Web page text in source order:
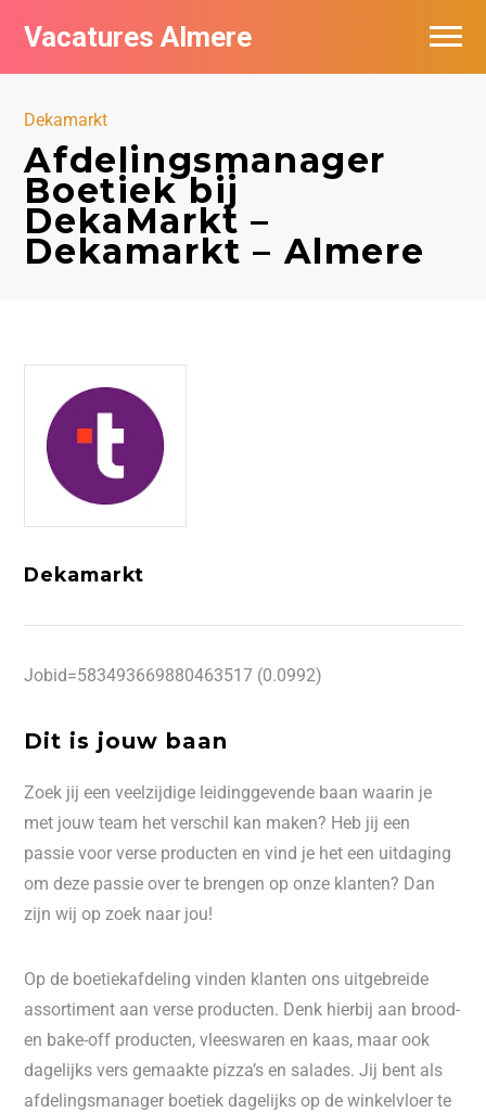
Vacatures Almere
Dekamarkt
Afdelingsmanager
Boetiek bij
DekaMarkt –
Dekamarkt – Almere
Dekamarkt
Jobid=583493669880463517 (0.0992)
Dit is jouw baan
Zoek jij een veelzijdige leidinggevende baan waarin je
met jouw team het verschil kan maken? Heb jij een
passie voor verse producten en vind je het een uitdaging
om deze passie over te brengen op onze klanten? Dan
zijn wij op zoek naar jou!
Op de boetiekafdeling vinden klanten ons uitgebreide
assortiment aan verse producten. Denk hierbij aan brood-
en bake-off producten, vleeswaren en kaas, maar ook
dagelijks vers gemaakte pizza’s en salades. Jij bent als
afdelingsmanager boetiek dagelijks op de winkelvloer te
Vacatures per bedrijf
Nieuwsbrief feed